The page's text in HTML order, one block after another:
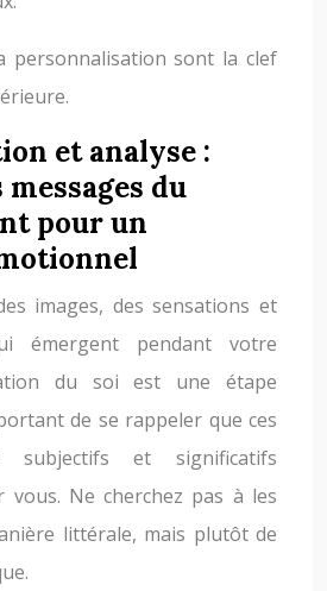
personnalisation sont la clef
et analyse :
du
pour un
images, des sensations et
émergent pendant votre
du soi est une étape
de se rappeler que ces
subjectifs et significatifs
vous. Ne cherchez pas à les
littérale, mais plutôt de